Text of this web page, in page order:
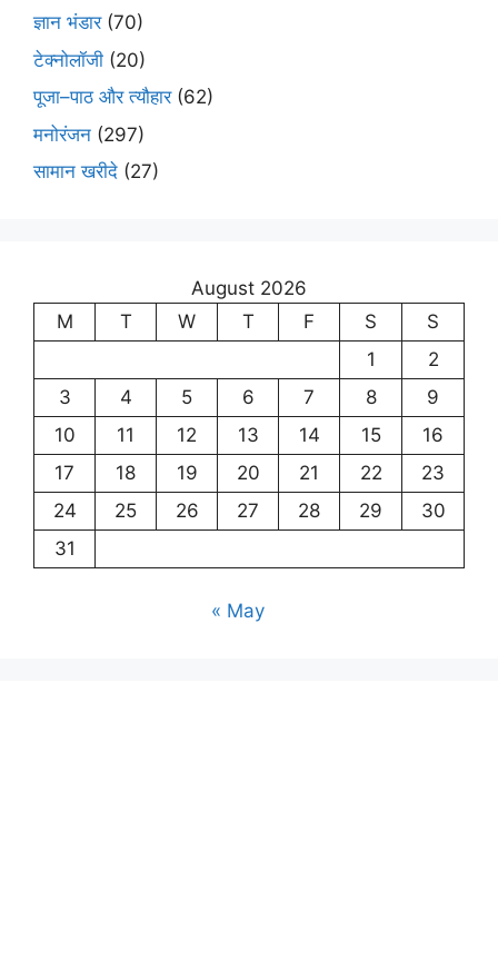
ज्ञान भंडार(70)
टेक्नोलॉजी (20)
पूजा–पाठ और त्यौहार(62)
मनोरंजन (297)
सामान खरीदे (27)
August 2026
M
T W T F S
S
1
2
3
4 5 6 7 8
9
10
11 12 13 14 15
16
17
18 19 20 21 22
23
24
25 26 27 28 29
30
31
« May